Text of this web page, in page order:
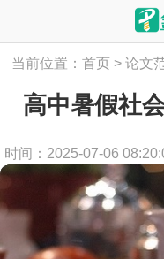
当前位置：首页 > 论文
高中暑假社
时间：2025-07-06